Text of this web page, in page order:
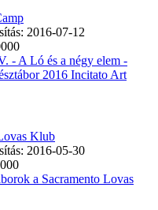
2016-07-12
- A Ló és a négy elem -
2016 Incitato Art
Klub
2016-05-30
a Sacramento Lovas